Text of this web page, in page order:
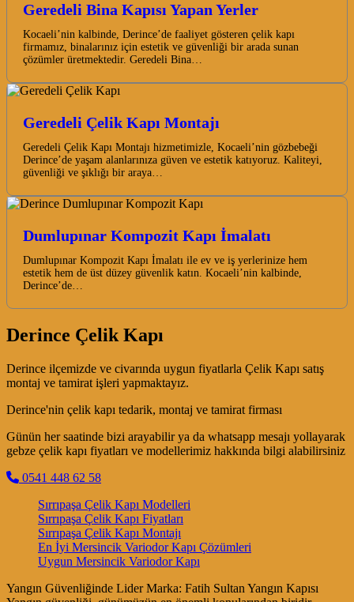
Geredeli Bina Kapısı Yapan Yerler
Kocaeli’nin kalbinde, Derince’de faaliyet gösteren çelik kapı
firmamız, binalarınız için estetik ve güvenliği bir arada sunan
çözümler üretmektedir. Geredeli Bina…
Geredeli Çelik Kapı Montajı
Geredeli Çelik Kapı Montajı hizmetimizle, Kocaeli’nin gözbebeği
Derince’de yaşam alanlarınıza güven ve estetik katıyoruz. Kaliteyi,
güvenliği ve şıklığı bir araya…
Dumlupınar Kompozit Kapı İmalatı
Dumlupınar Kompozit Kapı İmalatı ile ev ve iş yerlerinize hem
estetik hem de üst düzey güvenlik katın. Kocaeli’nin kalbinde,
Derince’de…
Derince Çelik Kapı
Derince ilçemizde ve civarında uygun fiyatlarla Çelik Kapı satış
montaj ve tamirat işleri yapmaktayız.
Derince'nin çelik kapı tedarik, montaj ve tamirat firması
Günün her saatinde bizi arayabilir ya da whatsapp mesajı yollayarak
gebze çelik kapı fiyatları ve modellerimiz hakkında bilgi alabilirsiniz
0541 448 62 58
Sırrıpaşa Çelik Kapı Modelleri
Sırrıpaşa Çelik Kapı Fiyatları
Sırrıpaşa Çelik Kapı Montajı
En İyi Mersincik Variodor Kapı Çözümleri
Uygun Mersincik Variodor Kapı
Yangın Güvenliğinde Lider Marka: Fatih Sultan Yangın Kapısı